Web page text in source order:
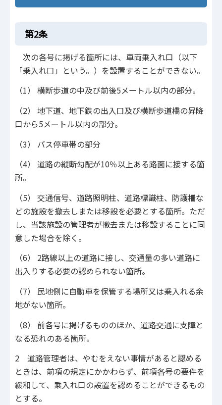
第2条
次の各号に掲げる箇所には、車両乗入れ口（以下
「乗入れ口」という。）を設置することができない。
（1） 横断歩道の中及び前後5メートル以内の部分。
（2） 地下道、地下鉄の出入口及び横断歩道橋の昇降
口から5メートル以内の部分。
（3） バス停車帯の部分
（4） 道路の縦断勾配が10％以上ある路面に接する箇
所。
（5） 交通信号、道路照明柱、道路標識柱、防護柵な
どの施設を撤去しまたは移設を必要とする箇所。ただ
し、当該施設の管理者が撤去または移設することに同
意した場合を除く。
（6） 2路線以上の道路に接し、交通量の多い道路に
出入りする必要の認められない箇所。
（7） 民地側に自動車を保管する場所又は乗入れる余
地がない箇所。
（8） 前各号に掲げるもののほか、道路交通に支障と
なる恐れのある箇所。
2 道路管理者は、やむをえない事情があると認める
ときは、前項の規定にかかわらず、前項各号の要件を
緩和して、乗入れ口の設置を認めることができるもの
とする。